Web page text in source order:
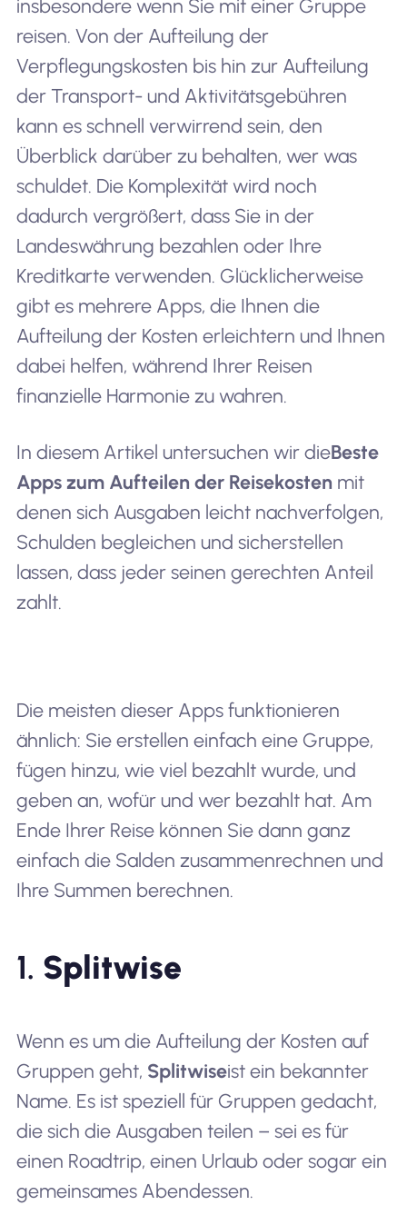
insbesondere wenn Sie mit einer Gruppe
reisen. Von der Aufteilung der
Verpflegungskosten bis hin zur Aufteilung
der Transport- und Aktivitätsgebühren
kann es schnell verwirrend sein, den
Überblick darüber zu behalten, wer was
schuldet. Die Komplexität wird noch
dadurch vergrößert, dass Sie in der
Landeswährung bezahlen oder Ihre
Kreditkarte verwenden. Glücklicherweise
gibt es mehrere Apps, die Ihnen die
Aufteilung der Kosten erleichtern und Ihnen
dabei helfen, während Ihrer Reisen
finanzielle Harmonie zu wahren.
In diesem Artikel untersuchen wir dieBeste
Apps zum Aufteilen der Reisekosten mit
denen sich Ausgaben leicht nachverfolgen,
Schulden begleichen und sicherstellen
lassen, dass jeder seinen gerechten Anteil
zahlt.
Die meisten dieser Apps funktionieren
ähnlich: Sie erstellen einfach eine Gruppe,
fügen hinzu, wie viel bezahlt wurde, und
geben an, wofür und wer bezahlt hat. Am
Ende Ihrer Reise können Sie dann ganz
einfach die Salden zusammenrechnen und
Ihre Summen berechnen.
1. Splitwise
Wenn es um die Aufteilung der Kosten auf
Gruppen geht, Splitwiseist ein bekannter
Name. Es ist speziell für Gruppen gedacht,
die sich die Ausgaben teilen – sei es für
einen Roadtrip, einen Urlaub oder sogar ein
gemeinsames Abendessen.